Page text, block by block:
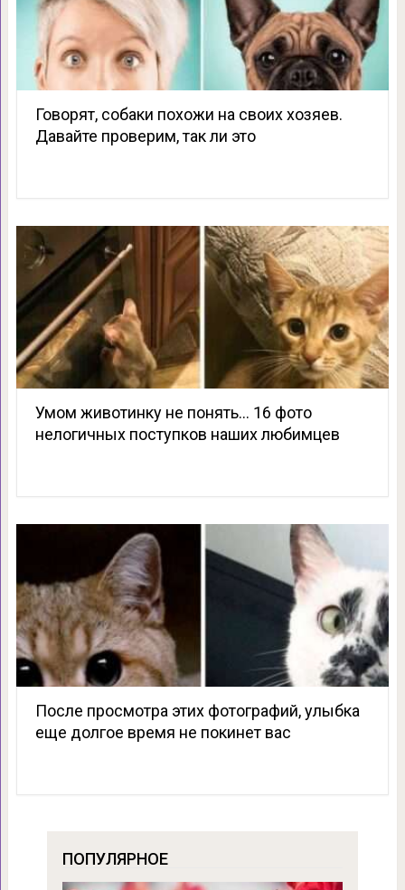
Говорят, собаки похожи на своих хозяев.
Давайте проверим, так ли это
Умом животинку не понять… 16 фото
нелогичных поступков наших любимцев
После просмотра этих фотографий, улыбка
еще долгое время не покинет вас
ПОПУЛЯРНОЕ